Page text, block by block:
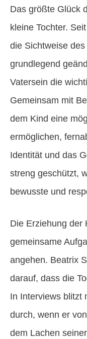
Das größte Glück
kleine Tochter.
die Sichtweise
grundlegend
Vatersein die
Gemeinsam mit
dem Kind eine
ermöglichen,
Identität und das
streng geschützt,
bewusste und
Die Erziehung der
gemeinsame
angehen. Beatrix
darauf, dass die
In Interviews blitzt
durch, wenn er
dem Lachen